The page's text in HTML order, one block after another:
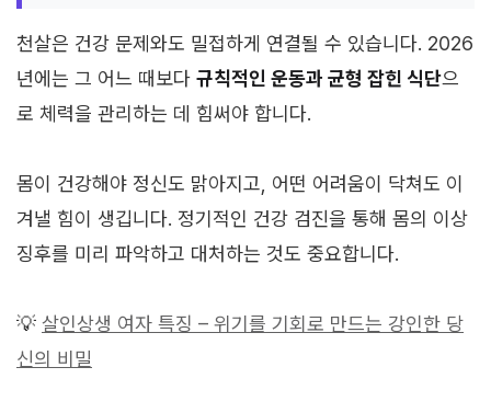
천살은 건강 문제와도 밀접하게 연결될 수 있습니다. 2026
년에는 그 어느 때보다 규칙적인 운동과 균형 잡힌 식단으
로 체력을 관리하는 데 힘써야 합니다.
몸이 건강해야 정신도 맑아지고, 어떤 어려움이 닥쳐도 이
겨낼 힘이 생깁니다. 정기적인 건강 검진을 통해 몸의 이상
징후를 미리 파악하고 대처하는 것도 중요합니다.
💡 살인상생 여자 특징 – 위기를 기회로 만드는 강인한 당
신의 비밀